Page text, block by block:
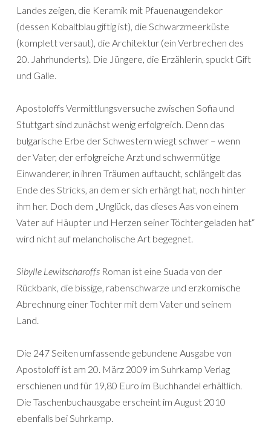
Landes zeigen, die Keramik mit Pfauenaugendekor
(dessen Kobaltblau giftig ist), die Schwarzmeerküste
(komplett versaut), die Architektur (ein Verbrechen des
20. Jahrhunderts). Die Jüngere, die Erzählerin, spuckt Gift
und Galle.
Apostoloffs Vermittlungsversuche zwischen Sofia und
Stuttgart sind zunächst wenig erfolgreich. Denn das
bulgarische Erbe der Schwestern wiegt schwer – wenn
der Vater, der erfolgreiche Arzt und schwermütige
Einwanderer, in ihren Träumen auftaucht, schlängelt das
Ende des Stricks, an dem er sich erhängt hat, noch hinter
ihm her. Doch dem „Unglück, das dieses Aas von einem
Vater auf Häupter und Herzen seiner Töchter geladen hat“
wird nicht auf melancholische Art begegnet.
Sibylle Lewitscharoffs Roman ist eine Suada von der
Rückbank, die bissige, rabenschwarze und erzkomische
Abrechnung einer Tochter mit dem Vater und seinem
Land.
Die 247 Seiten umfassende gebundene Ausgabe von
Apostoloff ist am 20. März 2009 im Suhrkamp Verlag
erschienen und für 19,80 Euro im Buchhandel erhältlich.
Die Taschenbuchausgabe erscheint im August 2010
ebenfalls bei Suhrkamp.